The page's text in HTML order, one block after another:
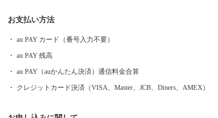
育まれた歴史文化を体感できます。 市の北部にある朝霧高原で
は、富士山をバックに草を食べる牛など、のどかな風景が楽しめ
の他にも、パラグライダー、E-BIKEなどのアクティビティを楽し
むことができます。 ぜひ富士宮市へ足を運んでいただき、魅力を
感じていただけたら幸いです。
お支払い方法
au PAY カード（番号入力不要）
au PAY 残高
au PAY（auかんたん決済）通信料金合算
クレジットカード決済（VISA、Master、JCB、Diners、AMEX）